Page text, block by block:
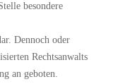
besondere
Dennoch oder
Rechtsanwalts
an geboten.